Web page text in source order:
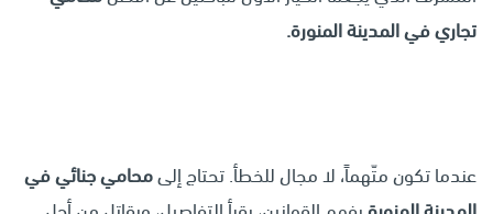
تجاريفي المدينة المنورة.
عندما تكون متّهماً، لا مجال للخطأ. تحتاج إلىمحامي جنائي في